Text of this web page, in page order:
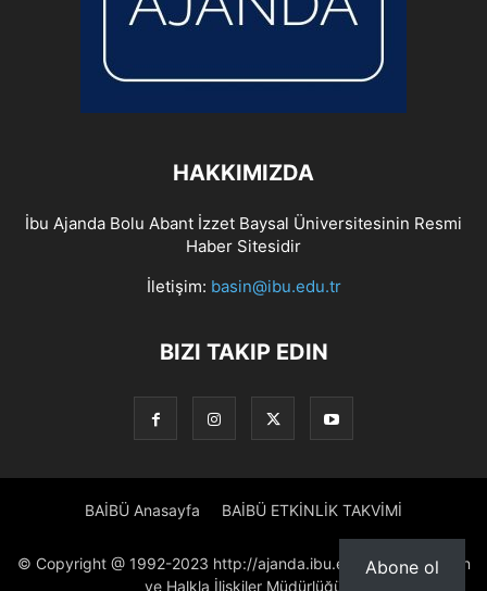
HAKKIMIZDA
İbu Ajanda Bolu Abant İzzet Baysal Üniversitesinin Resmi
Haber Sitesidir
İletişim: basin@ibu.edu.tr
BIZI TAKIP EDIN
BAİBÜ Anasayfa BAİBÜ ETKİNLİK TAKVİMİ
© Copyright @ 1992-2023 http://ajanda.ibu.edu.tr/ Proje: Basın
ve Halkla İlişkiler Müdürlüğü
Abone ol